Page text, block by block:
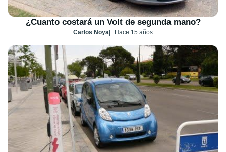
¿Cuanto costará un Volt de segunda mano?
Carlos Noya Hace 15 años